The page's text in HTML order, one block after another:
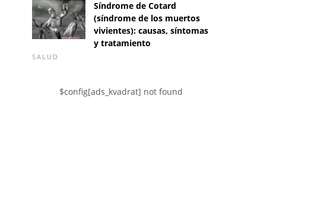
Síndrome de Cotard
(síndrome de los muertos
vivientes): causas, síntomas
y tratamiento
SALUD
$config[ads_kvadrat] not found